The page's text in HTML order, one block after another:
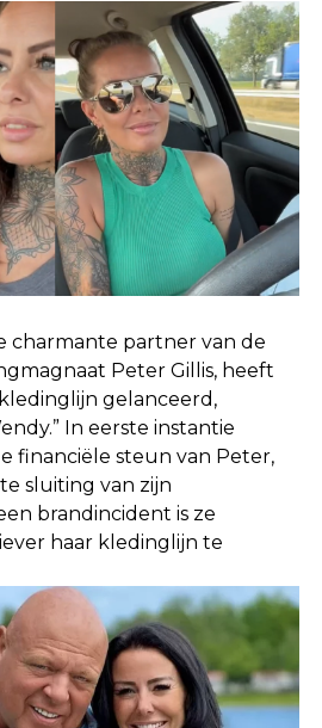
charmante partner van de
Peter Gillis, heeft
gelanceerd,
In eerste instantie
financiële steun van Peter,
sluiting van zijn
brandincident is ze
haar kledinglijn te